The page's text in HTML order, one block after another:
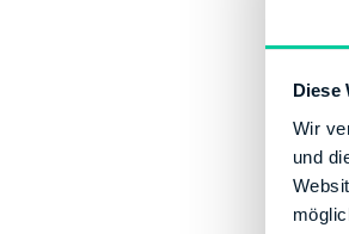
Diese
Wir
und